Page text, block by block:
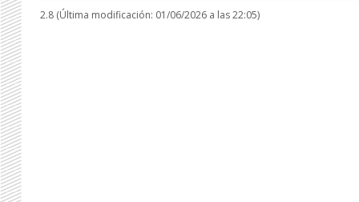
2.8 (Última modificación: 01/06/2026 a las 22:05)